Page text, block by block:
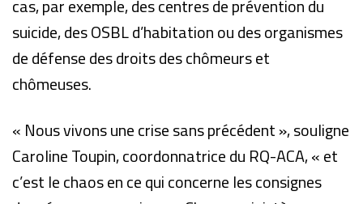
cas, par exemple, des centres de prévention du
suicide, des OSBL d’habitation ou des organismes
de défense des droits des chômeurs et
chômeuses.
« Nous vivons une crise sans précédent », souligne
Caroline Toupin, coordonnatrice du RQ-ACA, « et
c’est le chaos en ce qui concerne les consignes